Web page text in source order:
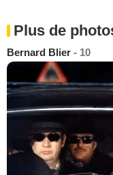
Plus de
Bernard Blier - 10